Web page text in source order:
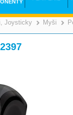
Joysticky Myši